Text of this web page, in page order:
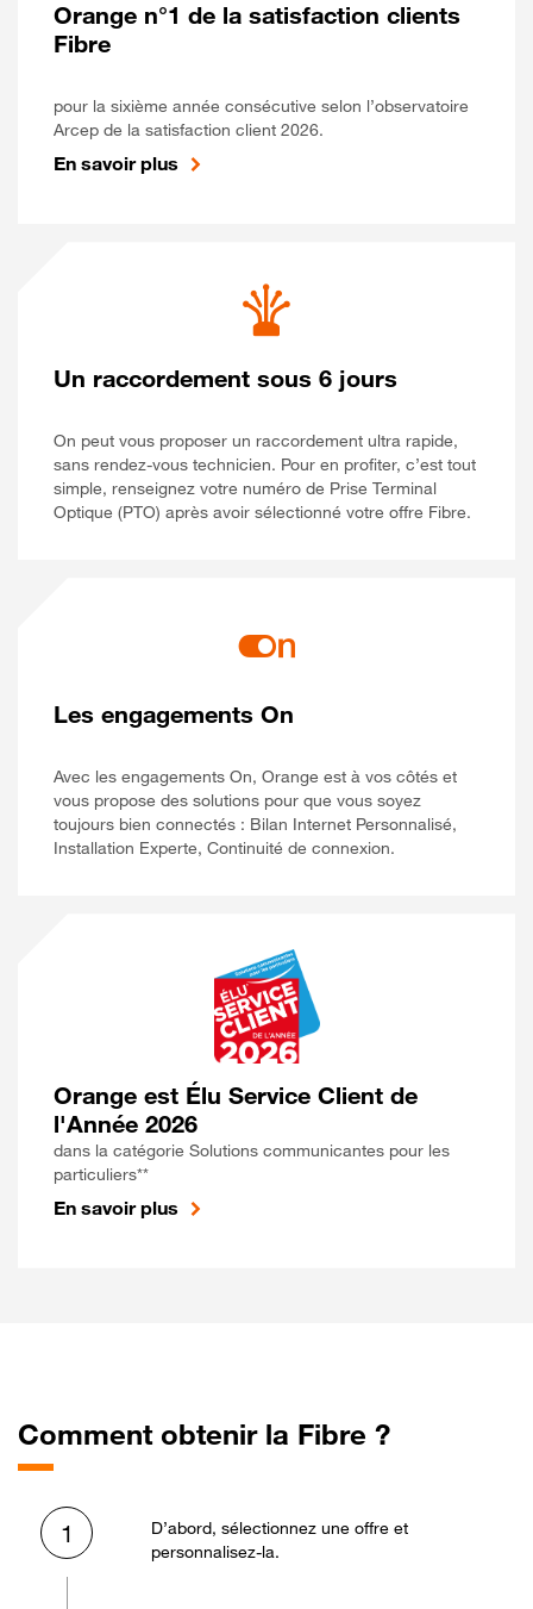
Orange n°1 de la satisfaction clients
Fibre
pour la sixième année consécutive selon l’observatoire
Arcep de la satisfaction client 2026.
En savoir plus
Un raccordement sous 6 jours
On peut vous proposer un raccordement ultra rapide,
sans rendez-vous technicien. Pour en profiter, c’est tout
simple, renseignez votre numéro de Prise Terminal
Optique (PTO) après avoir sélectionné votre offre Fibre.
Les engagements On
Avec les engagements On, Orange est à vos côtés et
vous propose des solutions pour que vous soyez
toujours bien connectés : Bilan Internet Personnalisé,
Installation Experte, Continuité de connexion.
Orange est Élu Service Client de
l'Année 2026
dans la catégorie Solutions communicantes pour les
particuliers**
En savoir plus
Comment obtenir la Fibre ?
1
D’abord, sélectionnez une offre et
personnalisez-la.